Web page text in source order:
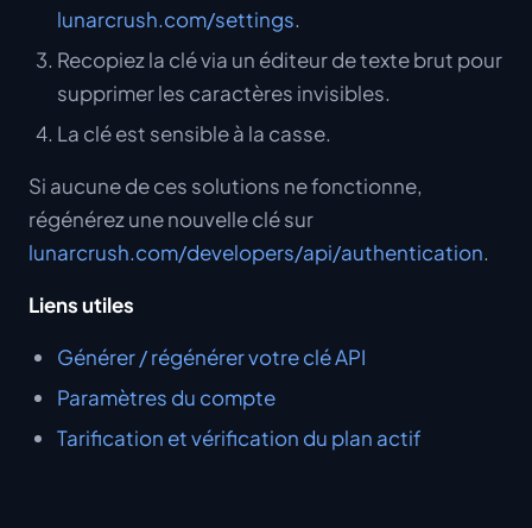
lunarcrush.com/settings.
Recopiez la clé via un éditeur de texte brut pour
supprimer les caractères invisibles.
La clé est sensible à la casse.
Si aucune de ces solutions ne fonctionne,
régénérez une nouvelle clé sur
lunarcrush.com/developers/api/authentication.
Liens utiles
Générer / régénérer votre clé API
Paramètres du compte
Tarification et vérification du plan actif